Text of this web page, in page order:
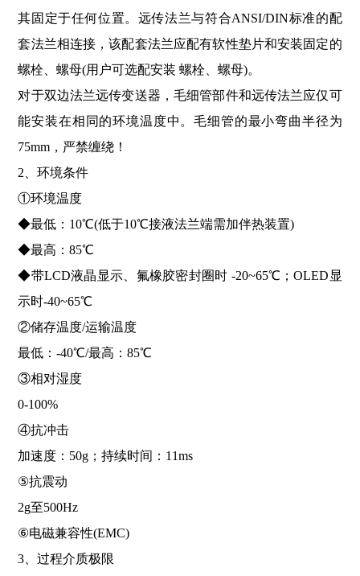
其固定于任何位置。远传法兰与符合ANSI/DIN标准的配
套法兰相连接，该配套法兰应配有软性垫片和安装固定的
螺栓、螺母(用户可选配安装 螺栓、螺母)。
对于双边法兰远传变送器，毛细管部件和远传法兰应仅可
能安装在相同的环境温度中。毛细管的最小弯曲半径为
75mm，严禁缠绕！
2、环境条件
①环境温度
◆最低：10℃(低于10℃接液法兰端需加伴热装置)
◆最高：85℃
◆带LCD液晶显示、氟橡胶密封圈时 -20~65℃；OLED显
示时-40~65℃
②储存温度/运输温度
最低：-40℃/最高：85℃
③相对湿度
0-100%
④抗冲击
加速度：50g；持续时间：11ms
⑤抗震动
2g至500Hz
⑥电磁兼容性(EMC)
3、过程介质极限